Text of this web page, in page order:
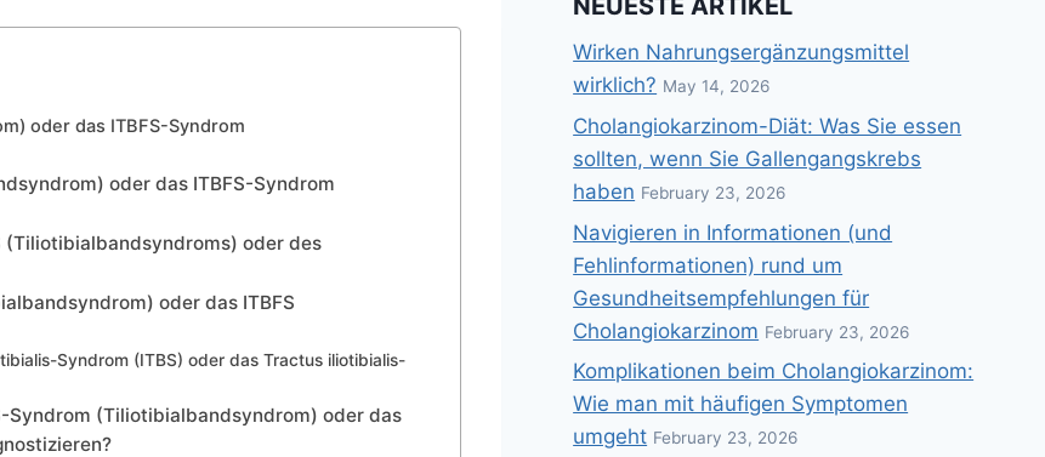
oder das ITBFS-Syndrom
oder das ITBFS-Syndrom
(Tiliotibialbandsyndroms) oder des
oder das ITBFS
Syndrom (ITBS) oder das Tractus iliotibialis-
Syndrom (Tiliotibialbandsyndrom) oder das
NEUESTE ARTIKEL
Wirken Nahrungsergänzungsmittel
wirklich? May 14, 2026
Cholangiokarzinom-Diät: Was Sie essen
sollten, wenn Sie Gallengangskrebs
haben February 23, 2026
Navigieren in Informationen (und
Fehlinformationen) rund um
Gesundheitsempfehlungen für
Cholangiokarzinom February 23, 2026
Komplikationen beim Cholangiokarzinom:
Wie man mit häufigen Symptomen
umgeht February 23, 2026